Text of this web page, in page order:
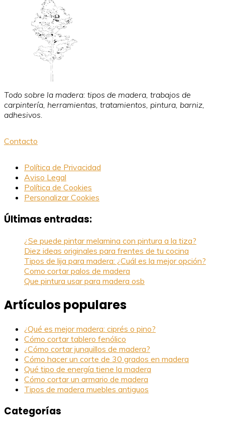
Todo sobre la madera: tipos de madera, trabajos de
carpintería, herramientas, tratamientos, pintura, barniz,
adhesivos.
Contacto
Política de Privacidad
Aviso Legal
Política de Cookies
Personalizar Cookies
Últimas entradas:
¿Se puede pintar melamina con pintura a la tiza?
Diez ideas originales para frentes de tu cocina
Tipos de lija para madera: ¿Cuál es la mejor opción?
Como cortar palos de madera
Que pintura usar para madera osb
Artículos populares
¿Qué es mejor madera: ciprés o pino?
Cómo cortar tablero fenólico
¿Cómo cortar junquillos de madera?
Cómo hacer un corte de 30 grados en madera
Qué tipo de energía tiene la madera
Cómo cortar un armario de madera
Tipos de madera muebles antiguos
Categorías